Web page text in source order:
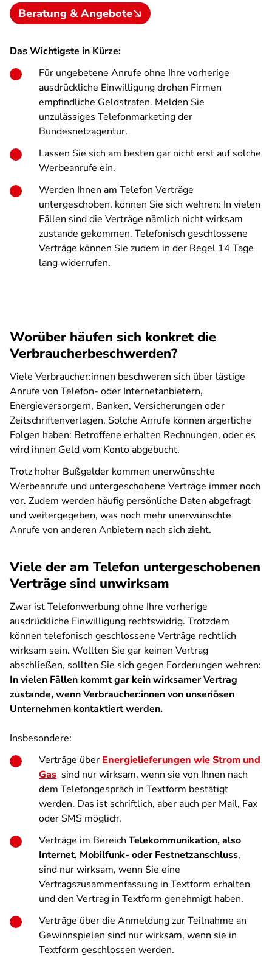
Beratung & Angebote
Das Wichtigste in Kürze:
Für ungebetene Anrufe ohne Ihre vorherige
ausdrückliche Einwilligung drohen Firmen
empfindliche Geldstrafen. Melden Sie
unzulässiges Telefonmarketing der
Bundesnetzagentur.
Lassen Sie sich am besten gar nicht erst auf solche
Werbeanrufe ein.
Werden Ihnen am Telefon Verträge
untergeschoben, können Sie sich wehren: In vielen
Fällen sind die Verträge nämlich nicht wirksam
zustande gekommen. Telefonisch geschlossene
Verträge können Sie zudem in der Regel 14 Tage
lang widerrufen.
Worüber häufen sich konkret die
Verbraucherbeschwerden?
Viele Verbraucher:innen beschweren sich über lästige
Anrufe von Telefon- oder Internetanbietern,
Energieversorgern, Banken, Versicherungen oder
Zeitschriftenverlagen. Solche Anrufe können ärgerliche
Folgen haben: Betroffene erhalten Rechnungen, oder es
wird ihnen Geld vom Konto abgebucht.
Trotz hoher Bußgelder kommen unerwünschte
Werbeanrufe und untergeschobene Verträge immer noch
vor. Zudem werden häufig persönliche Daten abgefragt
und weitergegeben, was noch mehr unerwünschte
Anrufe von anderen Anbietern nach sich zieht.
Viele der am Telefon untergeschobenen
Verträge sind unwirksam
Zwar ist Telefonwerbung ohne Ihre vorherige
ausdrückliche Einwilligung rechtswidrig. Trotzdem
können telefonisch geschlossene Verträge rechtlich
wirksam sein. Wollten Sie gar keinen Vertrag
abschließen, sollten Sie sich gegen Forderungen wehren:
In vielen Fällen kommt gar kein wirksamer Vertrag
zustande, wenn Verbraucher:innen von unseriösen
Unternehmen kontaktiert werden.
Insbesondere:
Verträge über Energielieferungen wie Strom und
Gas sind nur wirksam, wenn sie von Ihnen nach
dem Telefongespräch in Textform bestätigt
werden. Das ist schriftlich, aber auch per Mail, Fax
oder SMS möglich.
Verträge im Bereich Telekommunikation, also
Internet, Mobilfunk- oder Festnetzanschluss,
sind nur wirksam, wenn Sie eine
Vertragszusammenfassung in Textform erhalten
und den Vertrag in Textform genehmigt haben.
Verträge über die Anmeldung zur Teilnahme an
Gewinnspielen sind nur wirksam, wenn sie in
Textform geschlossen werden.